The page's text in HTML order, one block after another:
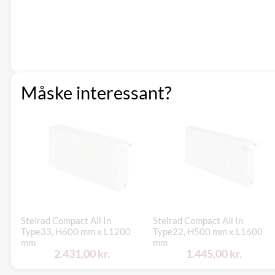
Måske interessant?
Stelrad Compact All In
Type33, H600 mm x L1200
mm
2.431,00 kr.
Stelrad Compact All In
Type22, H500 mm x L1600
mm
1.445,00 kr.